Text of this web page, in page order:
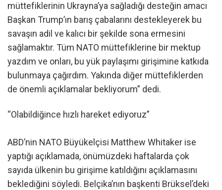
müttefiklerinin Ukrayna’ya sağladığı desteğin amacı
Başkan Trump’ın barış çabalarını destekleyerek bu
savaşın adil ve kalıcı bir şekilde sona ermesini
sağlamaktır. Tüm NATO müttefiklerine bir mektup
yazdım ve onları, bu yük paylaşımı girişimine katkıda
bulunmaya çağırdım. Yakında diğer müttefiklerden
de önemli açıklamalar bekliyorum” dedi.
“Olabildiğince hızlı hareket ediyoruz”
ABD’nin NATO Büyükelçisi Matthew Whitaker ise
yaptığı açıklamada, önümüzdeki haftalarda çok
sayıda ülkenin bu girişime katıldığını açıklamasını
beklediğini söyledi. Belçika’nın başkenti Brüksel’deki